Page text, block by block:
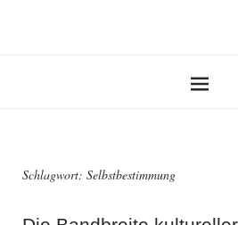
Schlagwort: Selbstbestimmung